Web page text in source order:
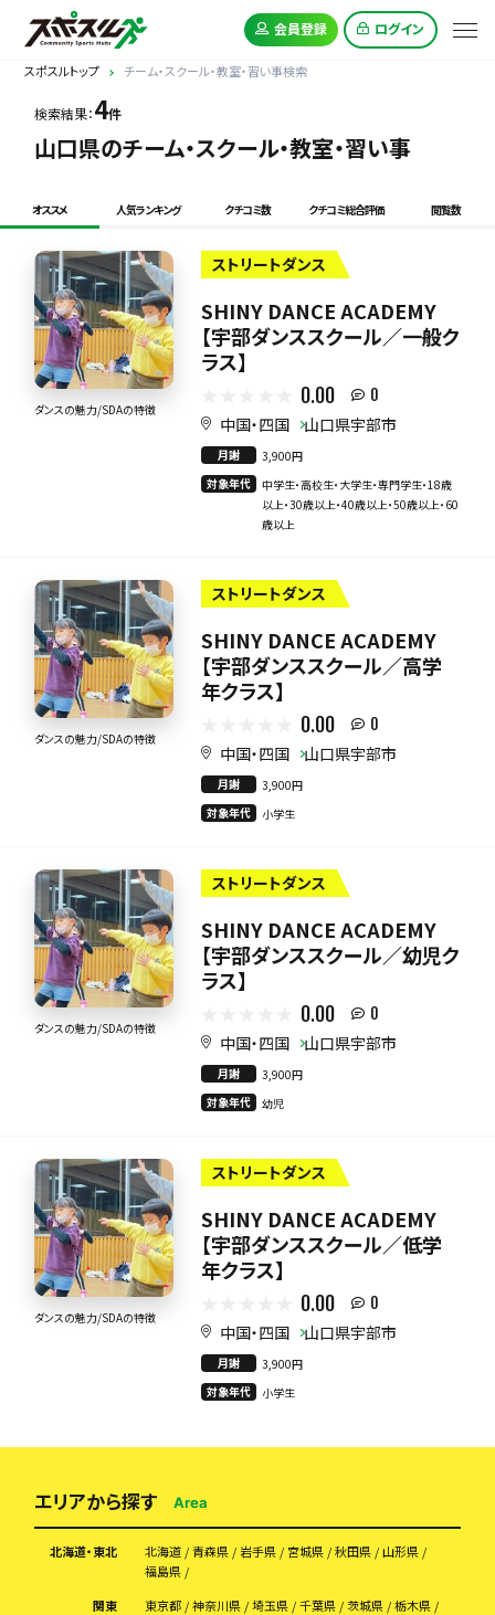
会員登録 ログイン
スポスルトップ チーム・スクール・教室・習い事検索
検索結果：4件
山口県のチーム・スクール・教室・習い事
オススメ 人気ランキング クチコミ数 クチコミ総合評価 閲覧数
ダンスの魅力/SDAの特徴
ストリートダンス
SHINY DANCE ACADEMY
【宇部ダンススクール／一般ク
ラス】
0.00 0
中国・四国 山口県宇部市
月謝
3,900円
対象年代
中学生・高校生・大学生・専門学生・18歳
以上・30歳以上・40歳以上・50歳以上・60
歳以上
ダンスの魅力/SDAの特徴
ストリートダンス
SHINY DANCE ACADEMY
【宇部ダンススクール／高学
年クラス】
0.00 0
中国・四国 山口県宇部市
月謝
3,900円
対象年代
小学生
ダンスの魅力/SDAの特徴
ストリートダンス
SHINY DANCE ACADEMY
【宇部ダンススクール／幼児ク
ラス】
0.00 0
中国・四国 山口県宇部市
月謝
3,900円
対象年代
幼児
ダンスの魅力/SDAの特徴
ストリートダンス
SHINY DANCE ACADEMY
【宇部ダンススクール／低学
年クラス】
0.00 0
中国・四国 山口県宇部市
月謝
3,900円
対象年代
小学生
エリアから探す Area
北海道・東北 北海道 青森県 岩手県 宮城県 秋田県
山形県
福島県
関東
東京都 神奈川県 埼玉県 千葉県 茨城県
栃木県